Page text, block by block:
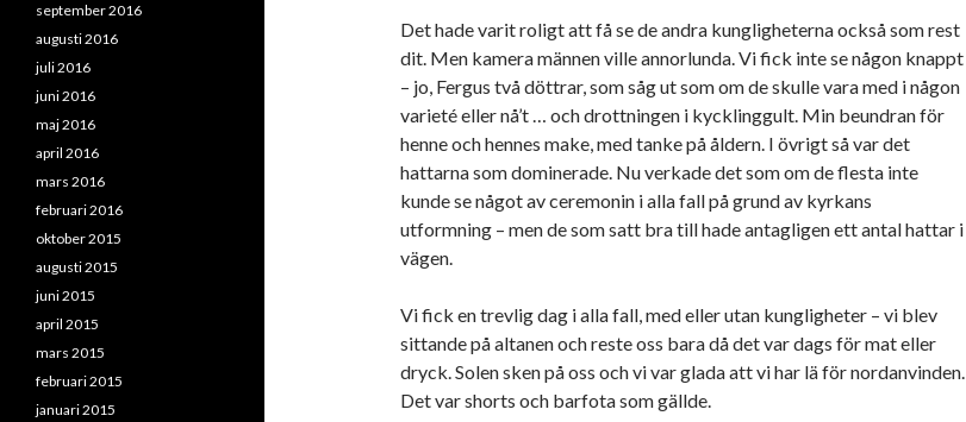
Det hade varit roligt att få se de andra kungligheterna också som rest
dit. Men kamera männen ville annorlunda. Vi fick inte se någon knappt
– jo, Fergus två döttrar, som såg ut som om de skulle vara med i någon
varieté eller nå’t … och drottningen i kycklinggult. Min beundran för
henne och hennes make, med tanke på åldern. I övrigt så var det
hattarna som dominerade. Nu verkade det som om de flesta inte
kunde se något av ceremonin i alla fall på grund av kyrkans
utformning – men de som satt bra till hade antagligen ett antal hattar i
vägen.
Vi fick en trevlig dag i alla fall, med eller utan kungligheter – vi blev
sittande på altanen och reste oss bara då det var dags för mat eller
dryck. Solen sken på oss och vi var glada att vi har lä för nordanvinden.
Det var shorts och barfota som gällde.
september 2016
augusti 2016
juli 2016
juni 2016
maj 2016
april 2016
mars 2016
februari 2016
oktober 2015
augusti 2015
juni 2015
april 2015
mars 2015
februari 2015
januari 2015